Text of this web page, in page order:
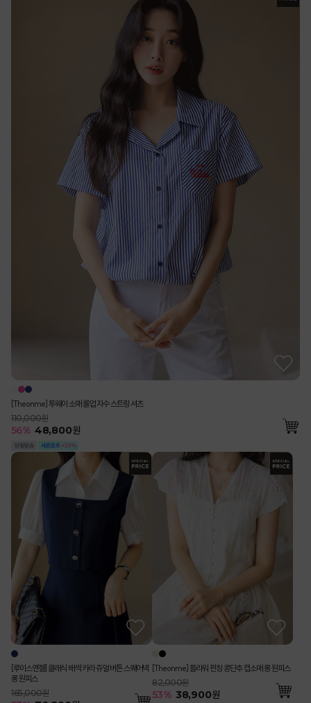
[Theonme] 투웨이 소매 롤업 자수 스트링 셔츠
110,000원
56% 48,800원
[루이스엔젤] 클래식 배색 카라 쥬얼 버튼 스퀘어넥
롱 원피스
165,000원
[Theonme] 플라워 펀칭 콩단추 캡소매 롱 원피스
82,000원
53% 38,900원